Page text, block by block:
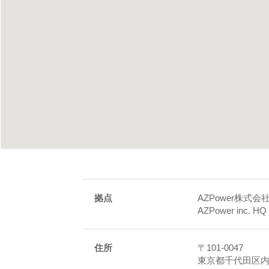
拠点
AZPower株式会
AZPower inc. HQ
住所
〒101-0047
東京都千代田区